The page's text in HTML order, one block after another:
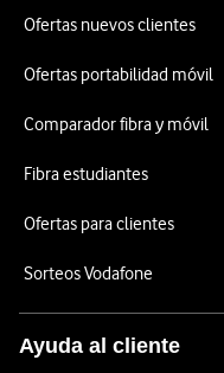
Ofertas nuevos clientes
Ofertas portabilidad móvil
Comparador fibra y móvil
Fibra estudiantes
Ofertas para clientes
Sorteos Vodafone
Ayuda al cliente